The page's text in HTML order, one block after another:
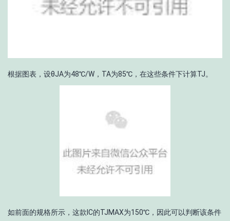
根据图表，设θJA为48℃/W，TA为85℃，在这些条件下计算TJ。
如前面的规格所示，这款IC的TJMAX为150℃，因此可以判断该条件